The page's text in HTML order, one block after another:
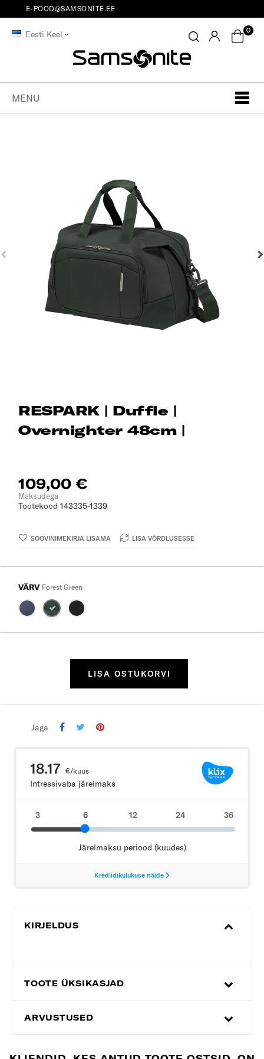
E-POOD@SAMSONITE.EE
Eesti Keel 0
MENU
RESPARK | Duffle |
Overnighter 48cm |
109,00 €
Maksudega
Tootekood 143335-1339
SOOVINIMEKIRJA LISAMA LISA VÕRDLUSESSE
VÄRV Forest Green
LISA OSTUKORVI
Jaga
KIRJELDUS
TOOTE ÜKSIKASJAD
ARVUSTUSED